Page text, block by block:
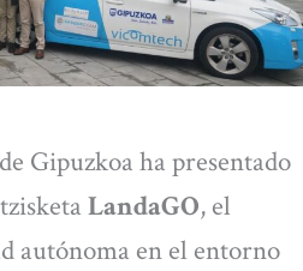
Gipuzkoa ha presentado
LandaGO, el
autónoma en el entorno